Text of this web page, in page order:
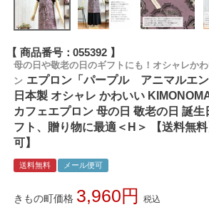
商品番号 055392
母の日や敬老の日のギフトにも！オシャレか
ン エプロン「パープル アニマルエ
日本製 オシャレ かわいい
カフェエプロン 母の日 敬老の日 誕
フト、贈り物に最適＜H＞ 【送料無
可】
送料無料 メール便可
きもの町価格 3,960 税込